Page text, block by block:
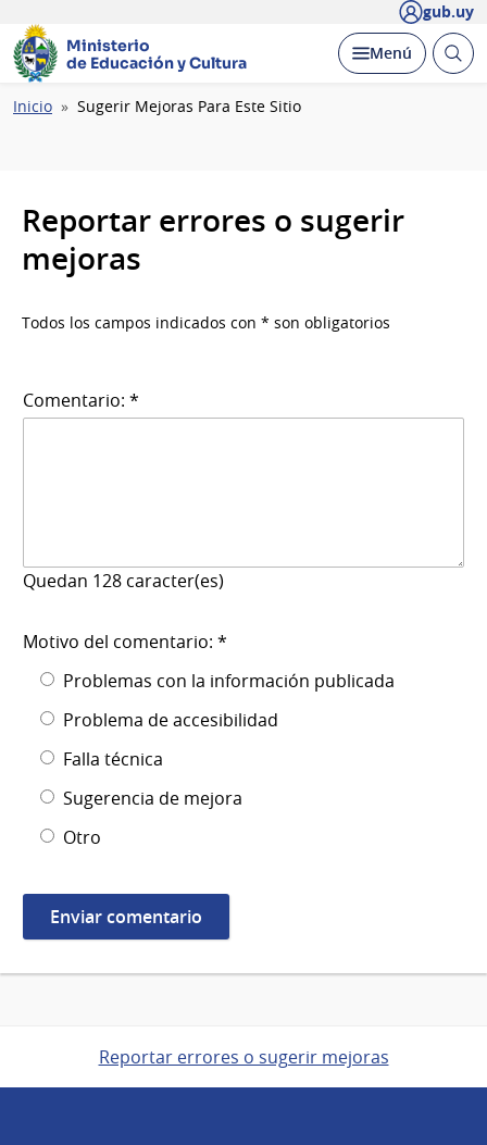
gub.uy
Ministerio
de Educación y Cultura
Desplegar
Menú Abrir
Ruta
Inicio Sugerir Mejoras Para Este Sitio
Reportar errores o sugerir
mejoras
Todos los campos indicados con * son obligatorios
Comentario: *
Quedan 128 caracter(es)
Motivo del comentario: *
Problemas con la información publicada
Problema de accesibilidad
Falla técnica
Sugerencia de mejora
Otro
Reportar errores o sugerir mejoras